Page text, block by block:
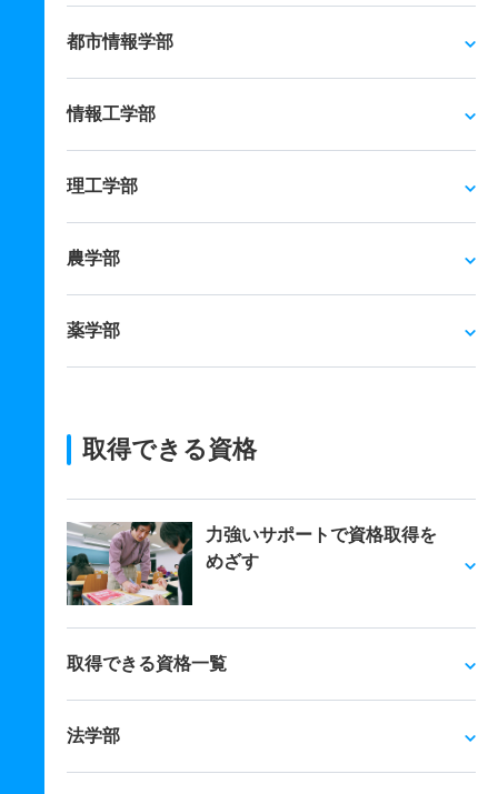
都市情報学部
情報工学部
理工学部
農学部
薬学部
取得できる資格
力強いサポートで資格取得を
めざす
取得できる資格一覧
法学部